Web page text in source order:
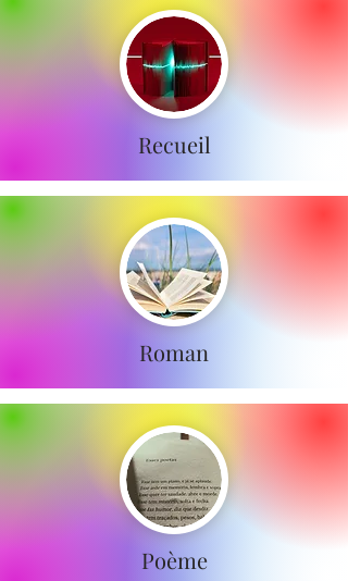
Recueil
Roman
Poème